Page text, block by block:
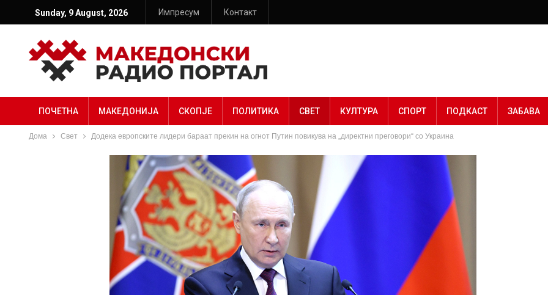
Sunday, 9 August, 2026 Импресум Контакт
ПОЧЕТНА МАКЕДОНИЈА СКОПЈЕ ПОЛИТИКА СВЕТ КУЛТУРА СПОРТ ПОДКАСТ ЗАБАВА
Дома Свет Додека европските лидери бараат прекин на огнот Путин повикува на „директни преговори“ со Украина